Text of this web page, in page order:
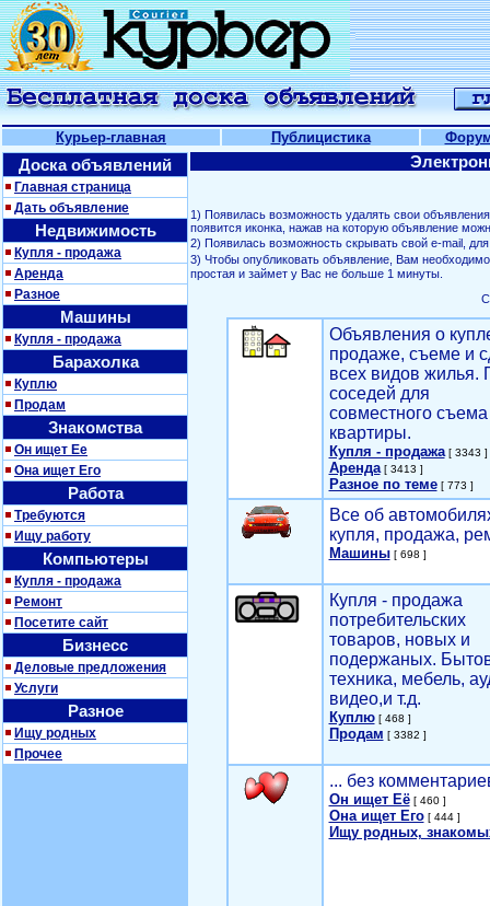
Курьер-главная Публицистика
Доска объявлений
Главная страница
Дать объявление
Недвижимость
Купля - продажа
Аренда
Разное
Машины
Купля - продажа
Барахолка
Куплю
Продам
Знакомства
Он ищет Ее
Она ищет Его
Работа
Требуются
Ищу работу
Компьютеры
Купля - продажа
Ремонт
Посетите сайт
Бизнесс
Деловые предложения
Услуги
Разное
Ищу родных
Прочее
1) Появилась возможность удалять свои
появится иконка, нажав на которую объявление
2) Появилась возможность скрывать свой е-mail,
3) Чтобы опубликовать объявление, Вам
простая и займет у Вас не больше 1 минуты.
Объявления о
продаже, съеме и
всех видов жилья.
соседей для
совместного съема
квартиры.
Купля - продажа[ 3343 ]
Аренда[ 3413 ]
Разное по теме[ 773 ]
Все об
купля, продажа,
Машины[ 698 ]
Купля - продажа
потребительских
товаров, новых и
подержаных.
техника, мебель,
видео,и т.д.
Куплю[ 468 ]
Продам [ 3382 ]
... без
Он ищет Её[ 460 ]
Она ищет Его[ 444 ]
Ищу родных,